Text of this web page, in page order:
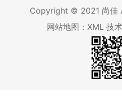
Copyright © 2021 尚佳
网站地图：XML 技